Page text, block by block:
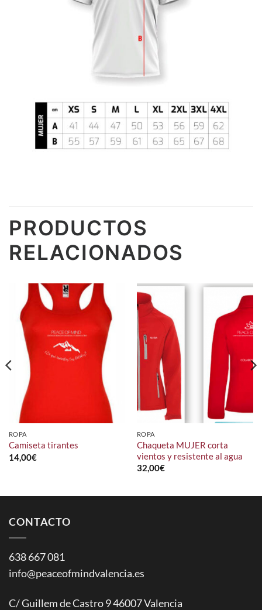
PRODUCTOS
RELACIONADOS
ROPA
Camiseta tirantes
14,00€
ROPA
Chaqueta MUJER corta
vientos y resistente al agua
32,00€
CONTACTO
638 667 081
info@peaceofmindvalencia.es
C/ Guillem de Castro 9 46007 Valencia